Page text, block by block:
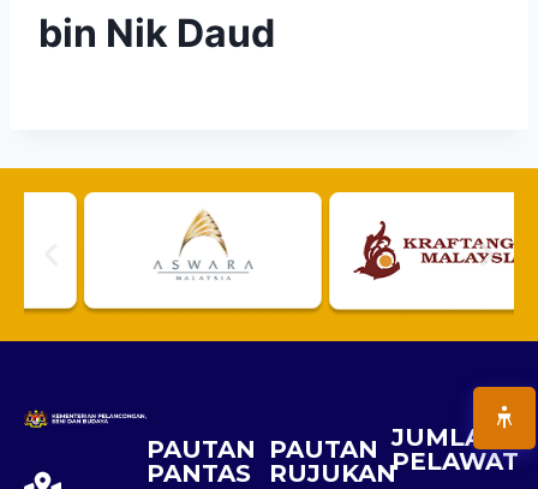
bin Nik Daud
PAUTAN
PANTAS
PAUTAN
RUJUKAN
JUMLAH
PELAWAT